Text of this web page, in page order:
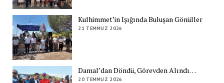
Kulhimmet’in Işığında Buluşan Gönüller
21 TEMMUZ 2026
Damal’dan Döndü, Görevden Alındı…
20 TEMMUZ 2026